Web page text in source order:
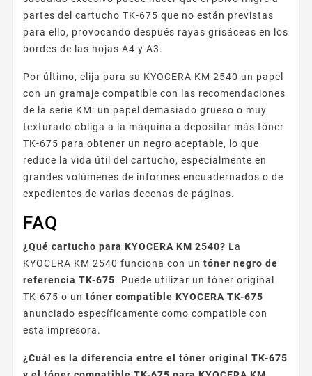
partes del cartucho TK-675 que no están previstas
para ello, provocando después rayas grisáceas en los
bordes de las hojas A4 y A3.
Por último, elija para su KYOCERA KM 2540 un papel
con un gramaje compatible con las recomendaciones
de la serie KM: un papel demasiado grueso o muy
texturado obliga a la máquina a depositar más tóner
TK-675 para obtener un negro aceptable, lo que
reduce la vida útil del cartucho, especialmente en
grandes volúmenes de informes encuadernados o de
expedientes de varias decenas de páginas.
FAQ
¿Qué cartucho para KYOCERA KM 2540? La
KYOCERA KM 2540 funciona con un tóner negro de
referencia TK-675. Puede utilizar un tóner original
TK-675 o un tóner compatible KYOCERA TK-675
anunciado específicamente como compatible con
esta impresora.
¿Cuál es la diferencia entre el tóner original TK-675